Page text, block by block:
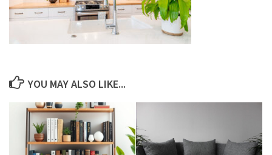
YOU MAY ALSO LIKE...